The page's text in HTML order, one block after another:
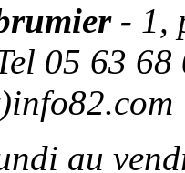
- 1,
05 63
au